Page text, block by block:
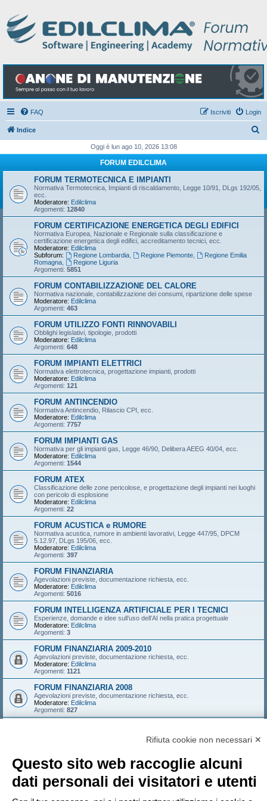
FAQ Login
Iscriviti
Indice
c
Oggi è lun ago 10, 2026 13:08
FORUM EDILCLIMA
FORUM TERMOTECNICA E IMPIANTI
Normativa Termotecnica, Impianti di riscaldamento, Legge 10/91, DLgs 192/05,
ecc.
Moderatore: Edilclima
Argomenti: 12840
FORUM CERTIFICAZIONE ENERGETICA DEGLI EDIFICI
Normativa Europea, Nazionale e Regionale sulla classificazione e
certificazione energetica degli edifici, accreditamento tecnici, ecc.
Moderatore: Edilclima
Subforum:
Regione Lombardia, Regione Piemonte,
Regione Emilia
Romagna
Regione Liguria
Argomenti: 5851
FORUM CONTABILIZZAZIONE DEL CALORE
Normativa nazionale, contabilizzazione dei consumi, ripartizione delle spese
Moderatore: Edilclima
Argomenti: 463
FORUM UTILIZZO FONTI RINNOVABILI
Obblighi legislativi, tipologie, prodotti
Moderatore: Edilclima
Argomenti: 648
FORUM IMPIANTI ELETTRICI
Normativa elettrotecnica, progettazione impianti, prodotti
Moderatore: Edilclima
Argomenti: 121
FORUM ANTINCENDIO
Normativa Antincendio, Rilascio CPI, ecc.
Moderatore: Edilclima
Argomenti: 7757
FORUM IMPIANTI GAS
Normativa per gli impianti gas, Legge 46/90, Delibera AEEG 40/04, ecc.
Moderatore: Edilclima
Argomenti: 1544
FORUM ATEX
Classificazione delle zone pericolose, e progettazione degli impianti nei luoghi
con pericolo di esplosione
Moderatore: Edilclima
Argomenti: 22
FORUM ACUSTICA e RUMORE
Normativa acustica, rumore in ambienti lavorativi, Legge 447/95, DPCM
5.12.97, DLgs 195/06, ecc.
Moderatore: Edilclima
Argomenti: 397
FORUM FINANZIARIA
Agevolazioni previste, documentazione richiesta, ecc.
Moderatore: Edilclima
Argomenti: 5016
FORUM INTELLIGENZA ARTIFICIALE PER I TECNICI
Esperienze, domande e idee sull’uso dell’AI nella pratica progettuale
Moderatore: Edilclima
Argomenti: 3
FORUM FINANZIARIA 2009-2010
Agevolazioni previste, documentazione richiesta, ecc.
Moderatore: Edilclima
Argomenti: 1121
FORUM FINANZIARIA 2008
Agevolazioni previste, documentazione richiesta, ecc.
Moderatore: Edilclima
Argomenti: 827
LOGIN
ISCRIVITI
Nome utente:
Rifiuta cookie non necessari ✕
Questo sito web raccoglie alcuni
dati personali dei visitatori e utenti